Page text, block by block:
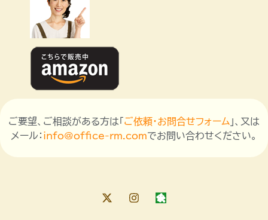
ご要望、ご相談がある方は「 ご依頼・お問合せフォーム 」、又は
メール： info@office-rm.comでお問い合わせください。